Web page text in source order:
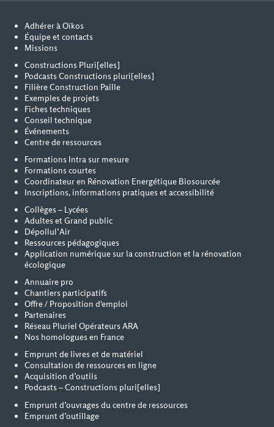
Adhérer à Oïkos
Équipe et contacts
Missions
Constructions Pluri[elles]
Podcasts Constructions pluri[elles]
Filière Construction Paille
Exemples de projets
Fiches techniques
Conseil technique
Événements
Centre de ressources
Formations Intra sur mesure
Formations courtes
Coordinateur en Rénovation Energétique Biosourcée
Inscriptions, informations pratiques et accessibilité
Collèges – Lycées
Adultes et Grand public
Dépollul’Air
Ressources pédagogiques
Application numérique sur la construction et la rénovation
écologique
Annuaire pro
Chantiers participatifs
Offre / Proposition d'emploi
Partenaires
Réseau Pluriel Opérateurs ARA
Nos homologues en France
Emprunt de livres et de matériel
Consultation de ressources en ligne
Acquisition d’outils
Podcasts – Constructions pluri[elles]
Emprunt d’ouvrages du centre de ressources
Emprunt d’outillage